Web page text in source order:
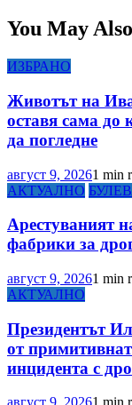
You May
ИЗБРАНО
Животът на
оставя сама до
да погледне
август 9, 20261 min
АКТУАЛНО
Арестуваният
фабрики за
август 9, 20261 min
АКТУАЛНО
Президентът
от
инцидента с